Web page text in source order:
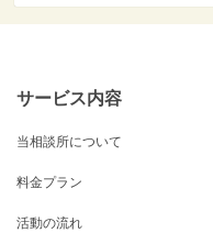
サービス内容
当相談所について
料金プラン
活動の流れ